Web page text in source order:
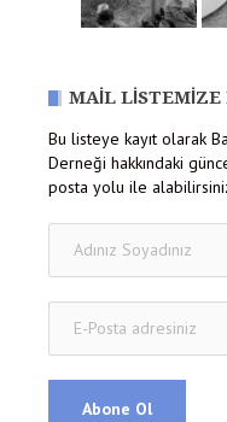
MAIL
Bu listeye kayıt olarak
Derneği hakkındaki
posta yolu ile